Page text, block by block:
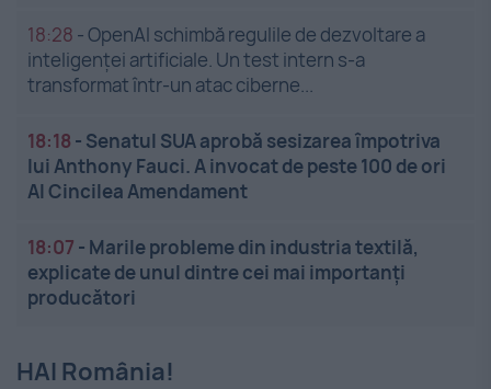
18:28 -OpenAI schimbă regulile de dezvoltare a
inteligenței artificiale. Un test intern s-a
transformat într-un atac ciberne...
18:18 - Senatul SUA aprobă sesizarea împotriva
lui Anthony Fauci. A invocat de peste 100 de ori
Al Cincilea Amendament
18:07 - Marile probleme din industria textilă,
explicate de unul dintre cei mai importanți
producători
HAI România!